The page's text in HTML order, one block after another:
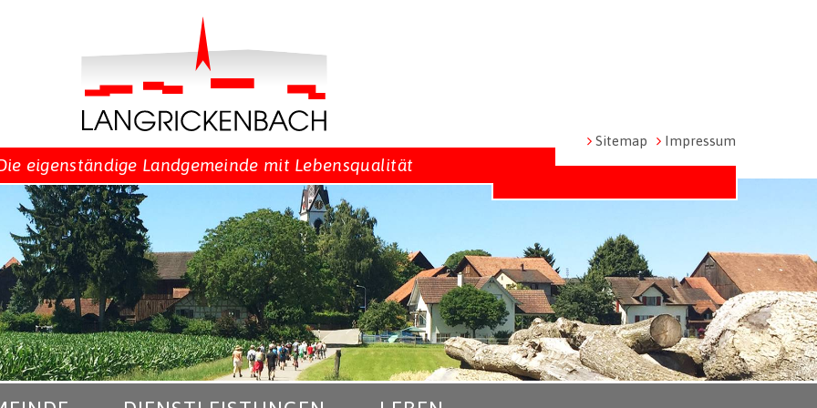
eigenständige Landgemeinde mit Lebensqualität
Metanavigation
Sitemap Impressum